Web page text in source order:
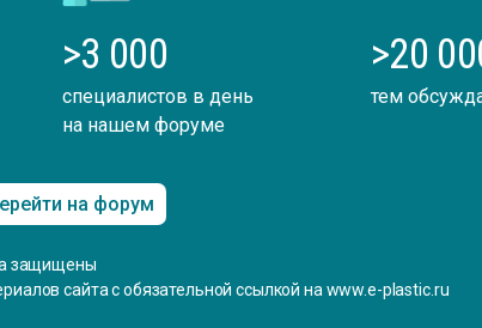
>3 000
специалистов в день
на нашем форуме
>20
тем
на форум
защищены
сайта с обязательной ссылкой на www.e-plastic.ru